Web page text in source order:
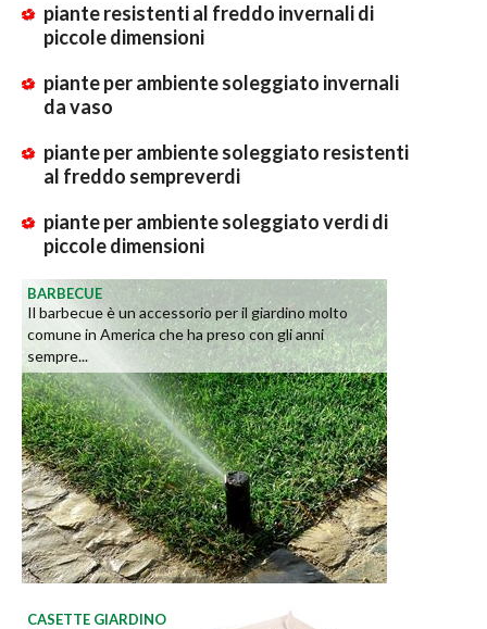
piante resistenti al freddo invernali di
piccole dimensioni
piante per ambiente soleggiato invernali
da vaso
piante per ambiente soleggiato resistenti
al freddo sempreverdi
piante per ambiente soleggiato verdi di
piccole dimensioni
BARBECUE
Il barbecue è un accessorio per il giardino molto
comune in America che ha preso con gli anni
sempre...
CASETTE GIARDINO